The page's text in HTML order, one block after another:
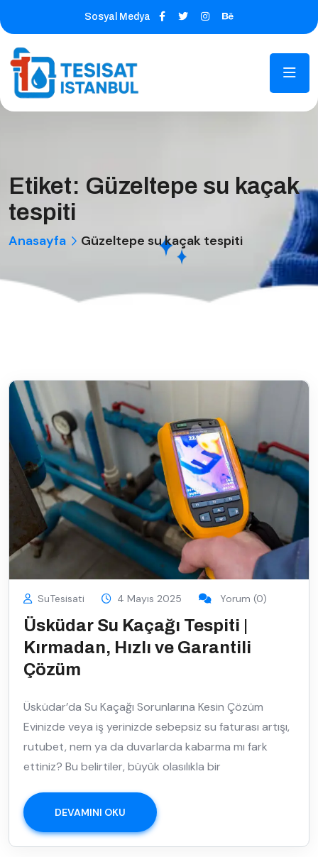
Sosyal Medya
Etiket: Güzeltepe su kaçak
tespiti
Anasayfa Güzeltepe su kaçak tespiti
SuTesisati 4 Mayıs 2025 Yorum (0)
Üsküdar Su Kaçağı Tespiti |
Kırmadan, Hızlı ve Garantili
Çözüm
Üsküdar’da Su Kaçağı Sorunlarına Kesin Çözüm
Evinizde veya iş yerinizde sebepsiz su faturası artışı,
rutubet, nem ya da duvarlarda kabarma mı fark
ettiniz? Bu belirtiler, büyük olasılıkla bir
DEVAMINI OKU